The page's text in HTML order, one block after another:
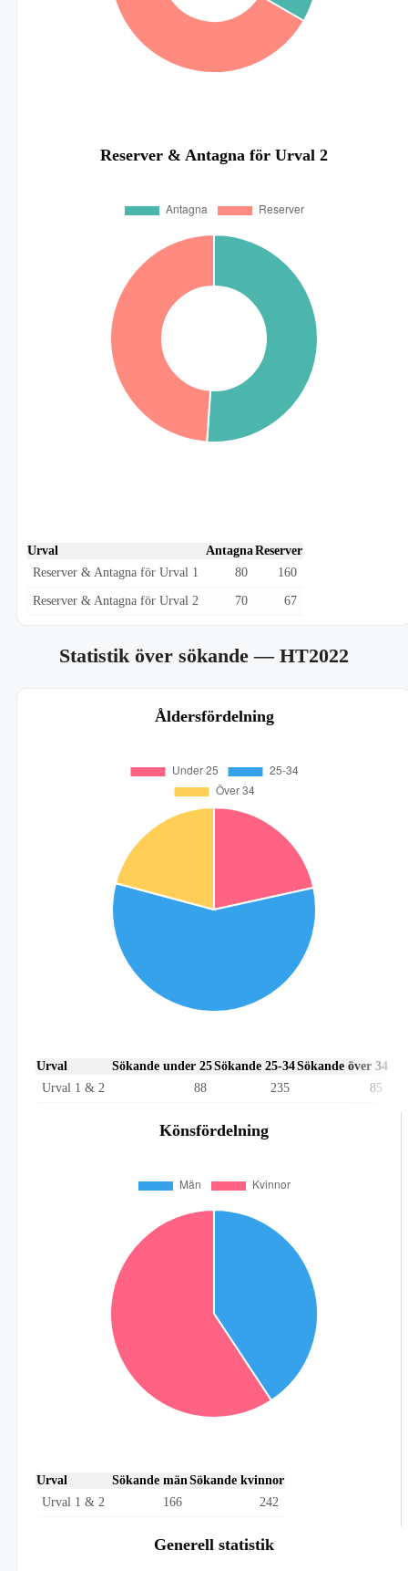
Reserver & Antagna för Urval 2
Urval AntagnaReserver
Reserver & Antagna för Urval 1
80 160
Reserver & Antagna för Urval 2 70 67
Statistik över sökande— HT2022
Åldersfördelning
Urval Sökande under 25Sökande 25-34Sökande över 34
Urval 1 & 2
88 235 85
Könsfördelning
Urval Sökande mänSökande kvinnor
Urval 1 & 2
166 242
Generell statistik